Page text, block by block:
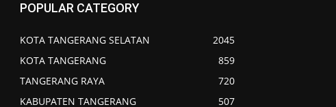
POPULAR CATEGORY
KOTA TANGERANG SELATAN
2045
KOTA TANGERANG
859
TANGERANG RAYA
720
KABUPATEN TANGERANG
507